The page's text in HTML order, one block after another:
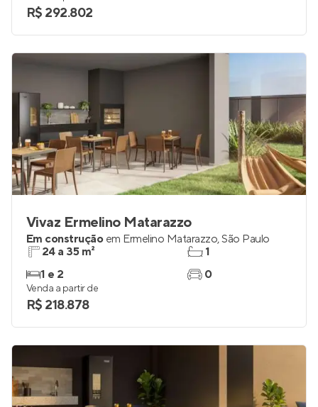
R$ 292.802
Vivaz Ermelino Matarazzo
Em construção em Ermelino Matarazzo,São Paulo
24 a 35 m²
1 e 2
1
0
Venda a partir de
R$ 218.878